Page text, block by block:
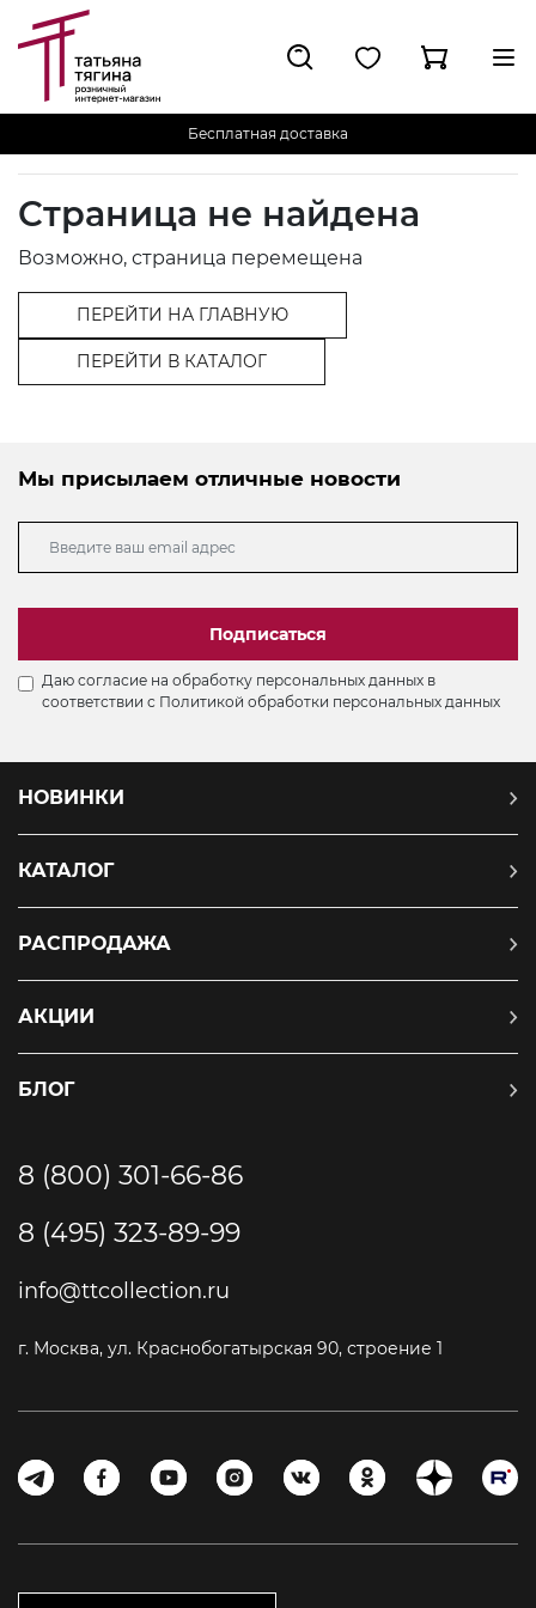
Бесплатная доставка
Страница не найдена
Возможно, страница перемещена
ПЕРЕЙТИ НА ГЛАВНУЮ
ПЕРЕЙТИ В КАТАЛОГ
Мы присылаем отличные новости
Подписаться
Даю согласие на обработку персональных данных в
соответствии с Политикой обработки персональных данных
НОВИНКИ
КАТАЛОГ
РАСПРОДАЖА
АКЦИИ
БЛОГ
8 (800) 301-66-86
8 (495) 323-89-99
info@ttcollection.ru
г. Москва, ул. Краснобогатырская 90, строение 1